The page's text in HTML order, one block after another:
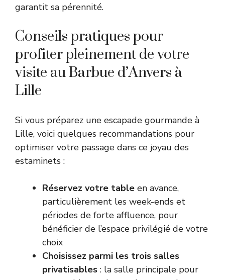
garantit sa pérennité.
Conseils pratiques pour
profiter pleinement de votre
visite au Barbue d’Anvers à
Lille
Si vous préparez une escapade gourmande à
Lille, voici quelques recommandations pour
optimiser votre passage dans ce joyau des
estaminets :
Réservez votre table en avance,
particulièrement les week-ends et
périodes de forte affluence, pour
bénéficier de l’espace privilégié de votre
choix
Choisissez parmi les trois salles
privatisables : la salle principale pour